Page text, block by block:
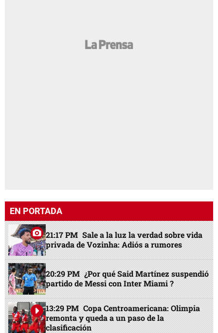
EN PORTADA
21:17 PM Sale a la luz la verdad sobre vida
privada de Vozinha: Adiós a rumores
20:29 PM ¿Por qué Said Martínez suspendió
partido de Messi con Inter Miami ?
13:29 PM Copa Centroamericana: Olimpia
remonta y queda a un paso de la
clasificación